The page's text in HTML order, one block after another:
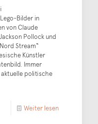
Bilder in
von Claude
Pollock und
Stream“
Künstler
Immer
politische
Weiter lesen